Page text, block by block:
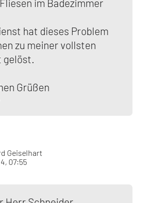
im Badezimmer
hat dieses Problem
zu meiner vollsten
gelöst.
Grüßen
Geiselhart
07:55